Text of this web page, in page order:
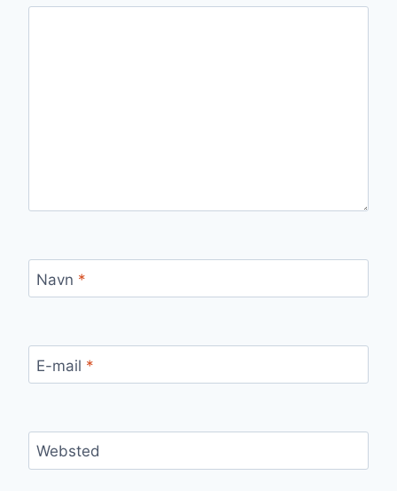
Navn *
E-mail *
Websted